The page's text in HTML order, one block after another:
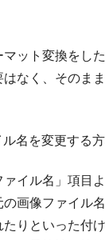
ット変換をし
なく、そのま
ル名を変更する
ァイル名」項目
画像ファイル
たりといった付